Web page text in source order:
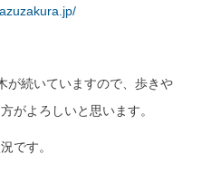
が続いていますので、歩きや
がよろしいと思います。
です。